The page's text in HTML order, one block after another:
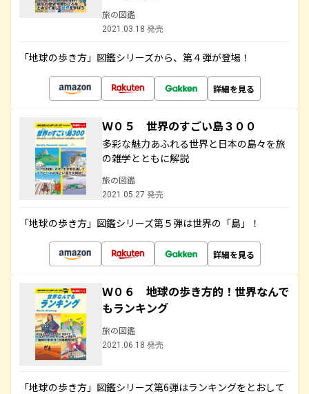
旅の図鑑
2021.03.18 発売
「地球の歩き方」図鑑シリーズから、第４弾が登場！
詳細を見る
Ｗ０５ 世界のすごい島３００
多彩な魅力あふれる世界と日本の島々を旅
の雑学とともに解説
旅の図鑑
2021.05.27 発売
「地球の歩き方」図鑑シリーズ第５弾は世界の「島」！
詳細を見る
Ｗ０６ 地球の歩き方的！世界なんで
もランキング
旅の図鑑
2021.06.18 発売
「地球の歩き方」図鑑シリーズ第6弾はランキングをとおして